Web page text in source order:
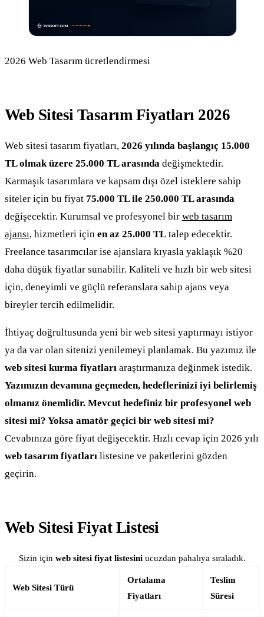
2026 Web Tasarım ücretlendirmesi
Web Sitesi Tasarım Fiyatları 2026
Web sitesi tasarım fiyatları, 2026 yılında başlangıç 15.000
TL olmak üzere 25.000 TL arasında değişmektedir.
Karmaşık tasarımlara ve kapsam dışı özel isteklere sahip
siteler için bu fiyat 75.000 TL ile 250.000 TL arasında
değişecektir. Kurumsal ve profesyonel bir web tasarım
ajansı, hizmetleri için en az 25.000 TL talep edecektir.
Freelance tasarımcılar ise ajanslara kıyasla yaklaşık %20
daha düşük fiyatlar sunabilir. Kaliteli ve hızlı bir web sitesi
için, deneyimli ve güçlü referanslara sahip ajans veya
bireyler tercih edilmelidir.
İhtiyaç doğrultusunda yeni bir web sitesi yaptırmayı istiyor
ya da var olan sitenizi yenilemeyi planlamak. Bu yazımız ile
web sitesi kurma fiyatları araştırmanıza değinmek istedik.
Yazımızın devamına geçmeden, hedeflerinizi iyi belirlemiş
olmanız önemlidir. Mevcut hedefiniz bir profesyonel web
sitesi mi? Yoksa amatör geçici bir web sitesi mi?
Cevabınıza göre fiyat değişecektir. Hızlı cevap için 2026 yılı
web tasarım fiyatları listesine ve paketlerini gözden
geçirin.
Web Sitesi Fiyat Listesi
Sizin için web sitesi fiyat listesiniucuzdan pahalıya sıraladık.
Web Sitesi Türü
Ortalama
Fiyatları
Teslim
Süresi